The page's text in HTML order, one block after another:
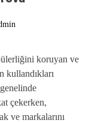
koruyan ve
kullandıkları
çekerken,
ve markalarını